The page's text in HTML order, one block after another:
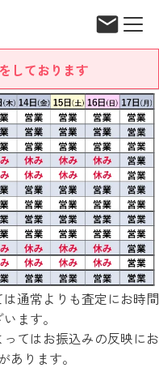
しております
通常よりも査定にお時間
ます。
てはお振込みの反映にお
あります。